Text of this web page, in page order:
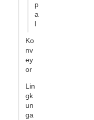
p
a
l
Ko
nv
ey
or
Lin
gk
un
ga